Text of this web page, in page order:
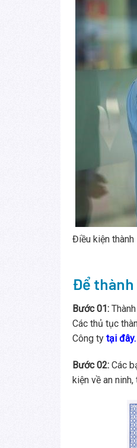
Điều kiện
Để thành
Bước 01:
Các thủ tục
Công ty tại đây.
Bước 02: Các
kiện về an